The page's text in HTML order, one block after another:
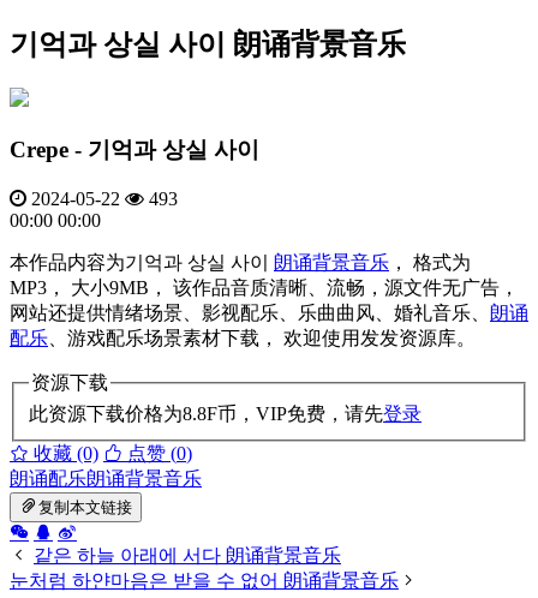
기억과 상실 사이 朗诵背景音乐
Crepe - 기억과 상실 사이
2024-05-22
493
00:00 00:00
本作品内容为기억과 상실 사이 朗诵背景音乐 ， 格式为
MP3， 大小9MB， 该作品音质清晰、流畅，源文件无广告，
网站还提供情绪场景、影视配乐、乐曲曲风、婚礼音乐、 朗诵
配乐 、游戏配乐场景素材下载， 欢迎使用发发资源库。
资源下载
此资源下载价格为8.8F币，VIP免费，请先登录
收藏 (0)
点赞 (0)
朗诵配乐朗诵背景音乐
复制本文链接
같은 하늘 아래에 서다 朗诵背景音乐
눈처럼 하얀마음은 받을 수 없어 朗诵背景音乐